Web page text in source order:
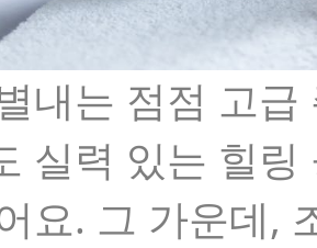
내는 점점 고
실력 있는 힐
요. 그 가운데,